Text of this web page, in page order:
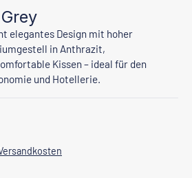
elegantes Design mit hoher
in Anthrazit,
Kissen – ideal für den
und Hotellerie.